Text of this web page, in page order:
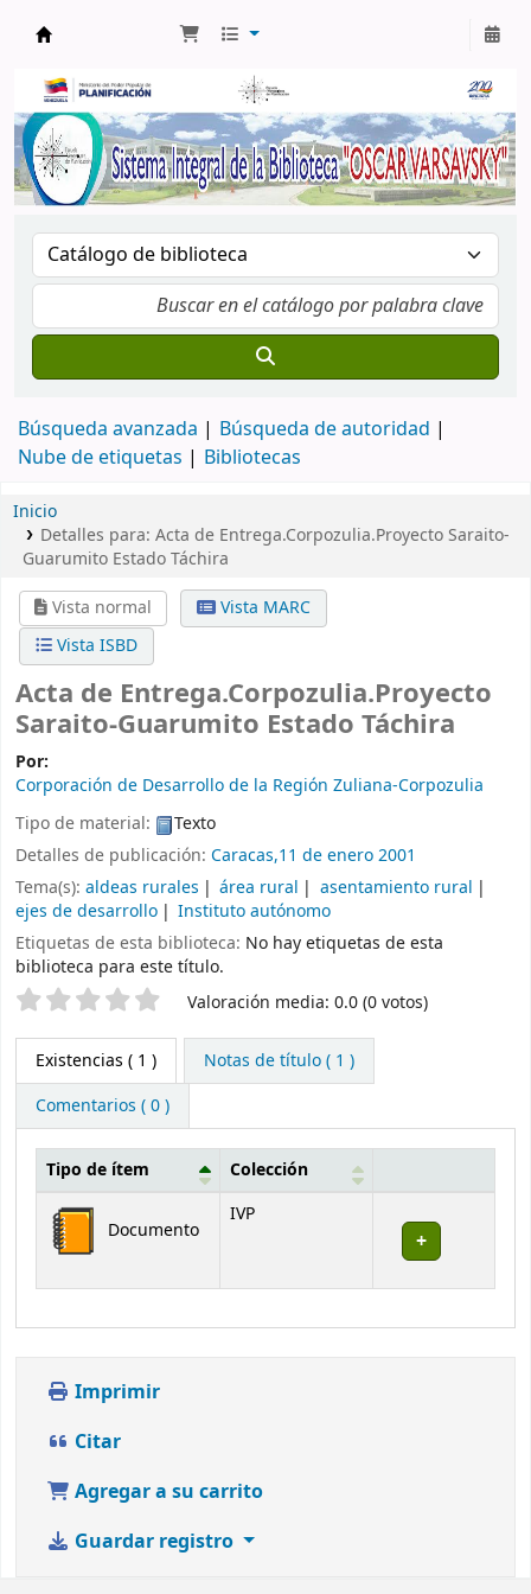
Búsqueda avanzada
Búsqueda de autoridad
Nube de etiquetas
Bibliotecas
Inicio
Detalles para: Acta de Entrega.Corpozulia.Proyecto Saraito-
Guarumito Estado Táchira
Vista normal
Vista MARC
Vista ISBD
Acta de Entrega.Corpozulia.Proyecto
Saraito-Guarumito Estado Táchira
Por:
Corporación de Desarrollo de la Región Zuliana-Corpozulia
Tipo de material:
Texto
Detalles de publicación: Caracas,11 de enero 2001
Tema(s): aldeas rurales área rural
asentamiento rural
ejes de desarrollo
Instituto autónomo
Etiquetas de esta biblioteca: No hay etiquetas de esta
biblioteca para este título.
Valoración Valoración media: 0.0 (0 votos)
Existencias ( 1 )
Notas de título ( 1 )
Comentarios ( 0 )
Existencias
Tipo de ítem Colección
Documento
IVP
Imprimir
Citar
Agregar a su carrito
Guardar registro